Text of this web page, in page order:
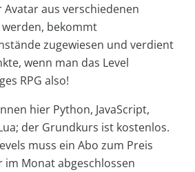
Avatar aus verschiedenen
bekommt
zugewiesen und verdient
wenn man das Level
RPG also!
hier Python, JavaScript,
der Grundkurs ist kostenlos.
muss ein Abo zum Preis
im Monat abgeschlossen